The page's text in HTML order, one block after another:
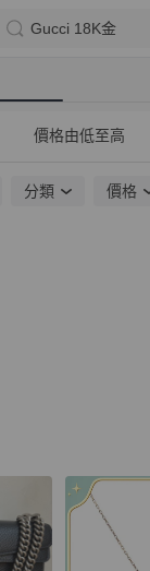
Gucci 18K金
價格由低至高
分類 價格